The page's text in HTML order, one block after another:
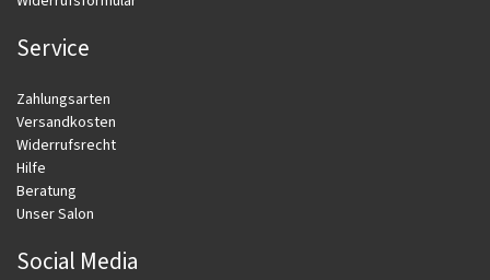
Service
Zahlungsarten
Versandkosten
Widerrufsrecht
Hilfe
Beratung
Unser Salon
Social Media